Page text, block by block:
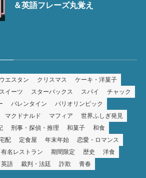
＆英語フレーズ丸覚え
ウエスタン クリスマス
ケーキ・洋菓子
スイーツ スターバックス スパイ
チャック
バレンタイン
パリオリンピック
マクドナルド マフィア
世界ふしぎ発見
刑事・探偵・推理 和菓子
和食
配 定食屋 年末年始
恋愛・ロマンス
有名レストラン 期間限定 歴史
洋食
英語 裁判・法廷 詐欺 青春